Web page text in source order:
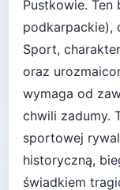
Pustkowie.
podkarpackie),
Sport,
oraz
wymaga od
chwili zadumy.
sportowej
historyczną,
świadkiem